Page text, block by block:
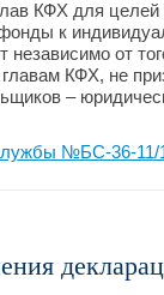
КФХ для
к
независимо от
КФХ, не
–
№БС-36-11/